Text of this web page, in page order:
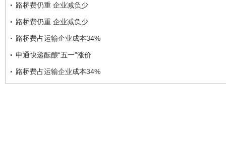
路桥费仍重 企业减负少
路桥费仍重 企业减负少
路桥费占运输企业成本34%
申通快递酝酿“五一”涨价
路桥费占运输企业成本34%